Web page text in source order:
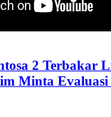
2 Terbakar
Minta Evaluasi